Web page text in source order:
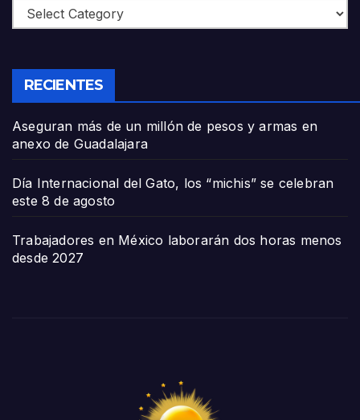
Categories
RECIENTES
Aseguran más de un millón de pesos y armas en
anexo de Guadalajara
Día Internacional del Gato, los “michis” se celebran
este 8 de agosto
Trabajadores en México laborarán dos horas menos
desde 2027